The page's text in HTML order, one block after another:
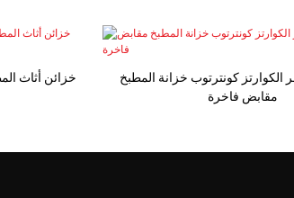
الكوارتز كونترتوب خزانة المطبخ
مقابض فاخرة